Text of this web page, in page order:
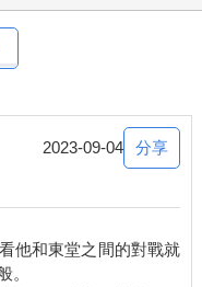
2023-09-04 分享
他和東堂之間的對戰就
。